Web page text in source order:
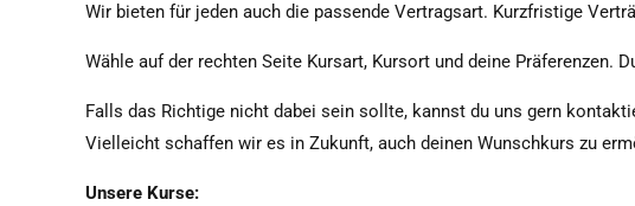
Wir bieten für jeden auch die passende Vertragsart. Kurzfristige
Wähle auf der rechten Seite Kursart, Kursort und deine Präferenzen.
Falls das Richtige nicht dabei sein sollte, kannst du uns gern
Vielleicht schaffen wir es in Zukunft, auch deinen Wunschkurs zu
Unsere Kurse: